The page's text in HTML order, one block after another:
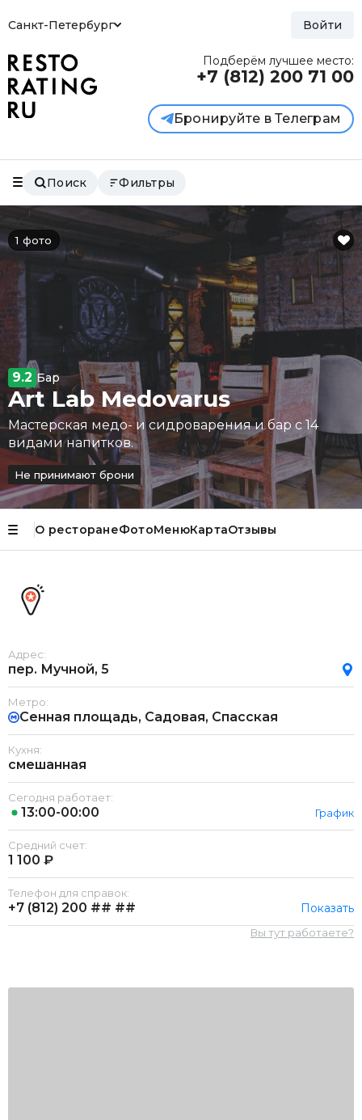
Санкт-Петербург Войти
Подберём лучшее место:
+7 (812) 200 71 00
Бронируйте в Телеграм
Поиск Фильтры
1 фото
9.2 Бар
Art Lab Medovarus
Мастерская медо- и сидроварения и бар с 14
видами напитков.
Не принимают брони
О ресторанеФотоМенюКартаОтзывы
Адрес:
пер. Мучной, 5
Метро:
Сенная площадь, Садовая, Спасская
Кухня:
смешанная
Сегодня работает:
13:00-00:00 График
Средний счет:
1 100 ₽
Телефон для справок:
+7 (812) 200 ## ## Показать
Вы тут работаете?